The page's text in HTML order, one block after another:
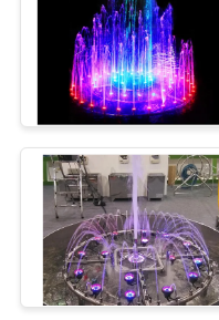
NEWS
साइटमैप
PRIVACY
POLICY
म्यूजिकल
प्रोजेक्ट